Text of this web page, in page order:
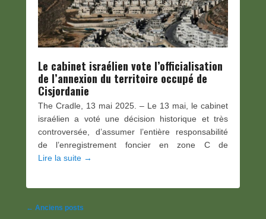
Le cabinet israélien vote l’officialisation
de l’annexion du territoire occupé de
Cisjordanie
The Cradle, 13 mai 2025. – Le 13 mai, le cabinet
israélien a voté une décision historique et très
controversée, d’assumer l’entière responsabilité
de l’enregistrement foncier en zone C de
Lire la suite →
Navigation
← Anciens posts